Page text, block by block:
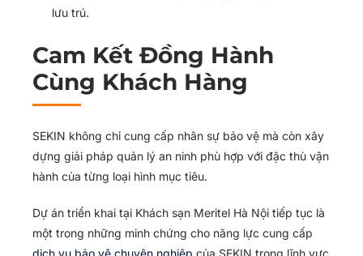
lưu trú.
Cam Kết Đồng Hành
Cùng Khách Hàng
SEKIN không chỉ cung cấp nhân sự bảo vệ mà còn xây
dựng giải pháp quản lý an ninh phù hợp với đặc thù vận
hành của từng loại hình mục tiêu.
Dự án triển khai tại Khách sạn Meritel Hà Nội tiếp tục là
một trong những minh chứng cho năng lực cung cấp
dịch vụ bảo vệ chuyên nghiệp của SEKIN trong lĩnh vực